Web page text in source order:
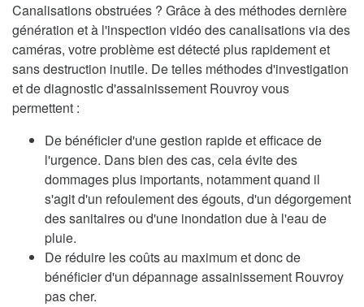
Canalisations obstruées ? Grâce à des méthodes dernière
génération et à l'inspection vidéo des canalisations via des
caméras, votre problème est détecté plus rapidement et
sans destruction inutile. De telles méthodes d'investigation
et de diagnostic d'assainissement Rouvroy vous
permettent :
De bénéficier d'une gestion rapide et efficace de
l'urgence. Dans bien des cas, cela évite des
dommages plus importants, notamment quand il
s'agit d'un refoulement des égouts, d'un dégorgement
des sanitaires ou d'une inondation due à l'eau de
pluie.
De réduire les coûts au maximum et donc de
bénéficier d'un dépannage assainissement Rouvroy
pas cher.